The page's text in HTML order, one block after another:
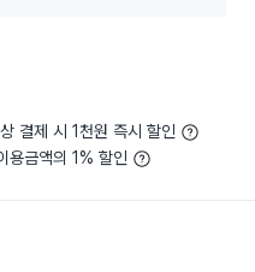
결제 시 1천원 즉시 할인
용금액의 1% 할인